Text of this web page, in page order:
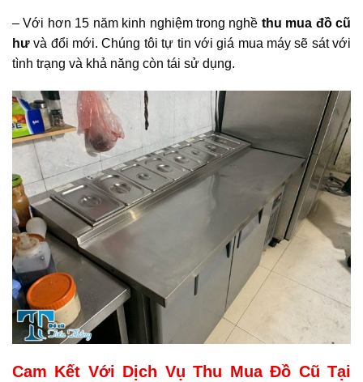
– Với hơn 15 năm kinh nghiệm trong nghề thu mua đồ cũ
hưvà đổi mới. Chúng tôi tự tin với giá mua máy sẽ sát với
tình trạng và khả năng còn tái sử dụng.
Cam Kết Với Dịch Vụ Thu Mua Đồ Cũ Tại